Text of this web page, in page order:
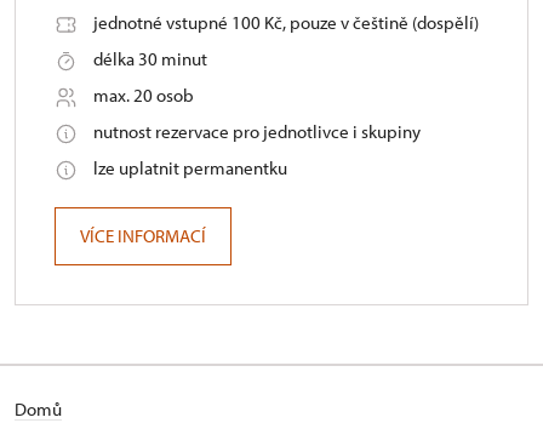
jednotné vstupné 100 Kč, pouze v češtině (dospělí)
délka 30 minut
max. 20 osob
nutnost rezervace pro jednotlivce i skupiny
lze uplatnit permanentku
VÍCE INFORMACÍ
Domů